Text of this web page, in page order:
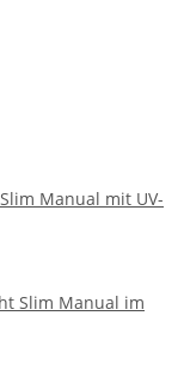
Manual mit UV-